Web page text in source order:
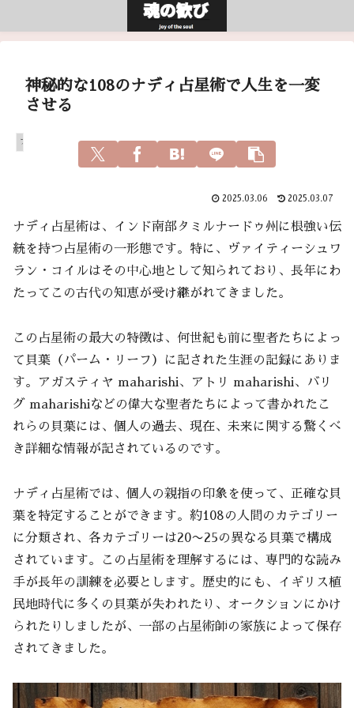
神秘的な108のナディ占星術で人生を一変
させる
アガスティアの葉
2025.03.06 2025.03.07
ナディ占星術は、インド南部タミルナードゥ州に根強い伝
統を持つ占星術の一形態です。特に、ヴァイティーシュワ
ラン・コイルはその中心地として知られており、長年にわ
たってこの古代の知恵が受け継がれてきました。
この占星術の最大の特徴は、何世紀も前に聖者たちによっ
て貝葉（パーム・リーフ）に記された生涯の記録にありま
す。アガスティヤ maharishi、アトリ maharishi、バリ
グ maharishiなどの偉大な聖者たちによって書かれたこ
れらの貝葉には、個人の過去、現在、未来に関する驚くべ
き詳細な情報が記されているのです。
ナディ占星術では、個人の親指の印象を使って、正確な貝
葉を特定することができます。約108の人間のカテゴリー
に分類され、各カテゴリーは20〜25の異なる貝葉で構成
されています。この占星術を理解するには、専門的な読み
手が長年の訓練を必要とします。歴史的にも、イギリス植
民地時代に多くの貝葉が失われたり、オークションにかけ
られたりしましたが、一部の占星術師の家族によって保存
されてきました。